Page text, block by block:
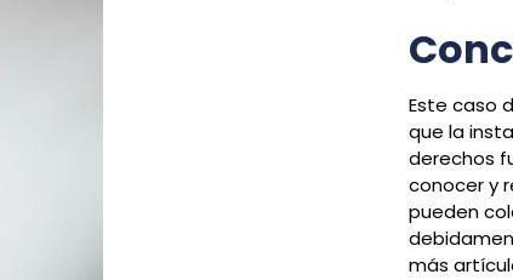
Este caso
que la
derechos
conocer y
pueden
más